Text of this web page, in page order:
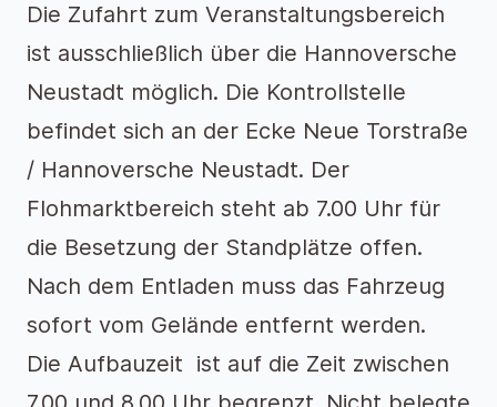
Die Zufahrt zum Veranstaltungsbereich
ist ausschließlich über die Hannoversche
Neustadt möglich. Die Kontrollstelle
befindet sich an der Ecke Neue Torstraße
/ Hannoversche Neustadt. Der
Flohmarktbereich steht ab 7.00 Uhr für
die Besetzung der Standplätze offen.
Nach dem Entladen muss das Fahrzeug
sofort vom Gelände entfernt werden.
Die Aufbauzeit ist auf die Zeit zwischen